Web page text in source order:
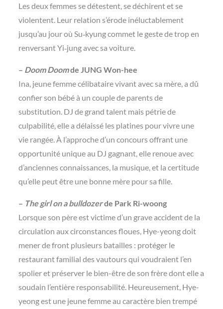
Les deux femmes se détestent, se déchirent et se
violentent. Leur relation s’érode inéluctablement
jusqu’au jour où Su‑kyung commet le geste de trop en
renversant Yi‑jung avec sa voiture.
– Doom Doomde JUNG Won-hee
Ina, jeune femme célibataire vivant avec sa mère, a dû
confier son bébé à un couple de parents de
substitution. DJ de grand talent mais pétrie de
culpabilité, elle a délaissé les platines pour vivre une
vie rangée. À l’approche d’un concours offrant une
opportunité unique au DJ gagnant, elle renoue avec
d’anciennes connaissances, la musique, et la certitude
qu’elle peut être une bonne mère pour sa fille.
– The girl on a bulldozerde Park Ri-woong
Lorsque son père est victime d’un grave accident de la
circulation aux circonstances floues, Hye-yeong doit
mener de front plusieurs batailles : protéger le
restaurant familial des vautours qui voudraient l’en
spolier et préserver le bien-être de son frère dont elle a
soudain l’entière responsabilité. Heureusement, Hye-
yeong est une jeune femme au caractère bien trempé